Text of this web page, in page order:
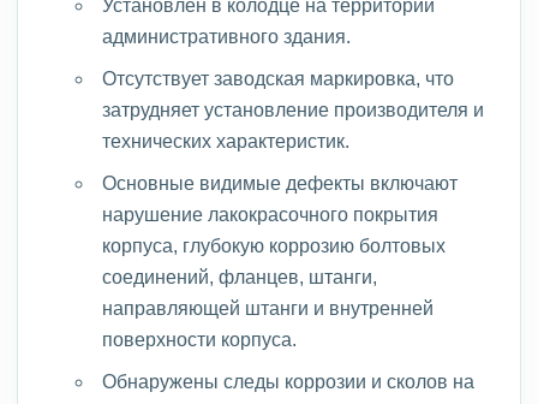
административного здания.
Отсутствует заводская маркировка, что
затрудняет установление производителя и
технических характеристик.
Основные видимые дефекты включают
нарушение лакокрасочного покрытия
корпуса, глубокую коррозию болтовых
соединений, фланцев, штанги,
направляющей штанги и внутренней
поверхности корпуса.
Обнаружены следы коррозии и сколов на